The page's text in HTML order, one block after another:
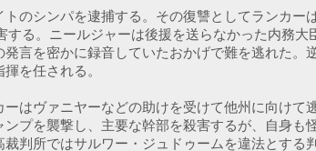
のシンパを逮捕する。その復讐としてランカー
する。ニールジャーは後援を送らなかった内務大
言を密かに録音していたおかげで難を逃れた。
を任される。
はヴァニヤーなどの助けを受けて他州に向けて
プを襲撃し、主要な幹部を殺害するが、自身も
判所ではサルワー・ジュドゥームを違法とする